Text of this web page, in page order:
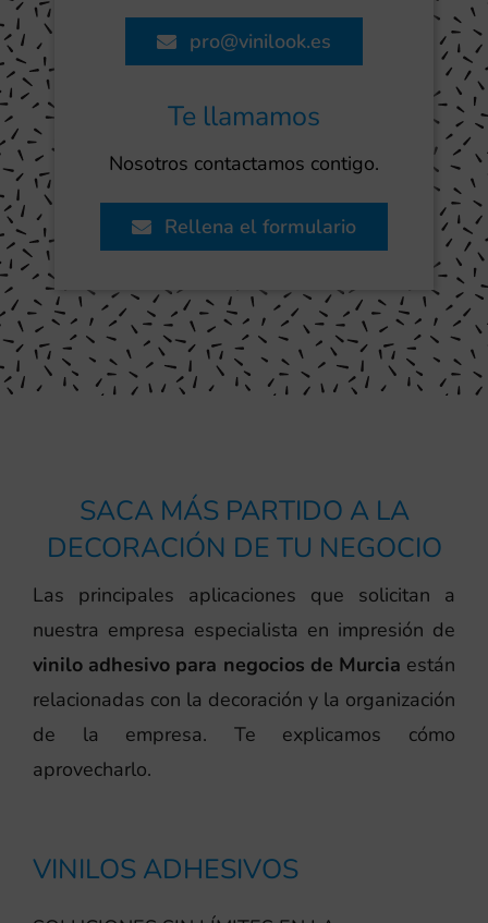
pro@vinilook.es
Te llamamos
Nosotros contactamos contigo.
Rellena el formulario
SACA MÁS PARTIDO A LA
DECORACIÓN DE TU NEGOCIO
Las principales aplicaciones que solicitan a
nuestra empresa especialista en impresión de
vinilo adhesivo para negocios de Murcia están
relacionadas con la decoración y la organización
de la empresa. Te explicamos cómo
aprovecharlo.
VINILOS ADHESIVOS